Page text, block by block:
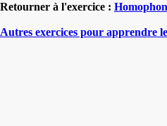
Retourner à l'exercice :
Autres exercices pour apprendre